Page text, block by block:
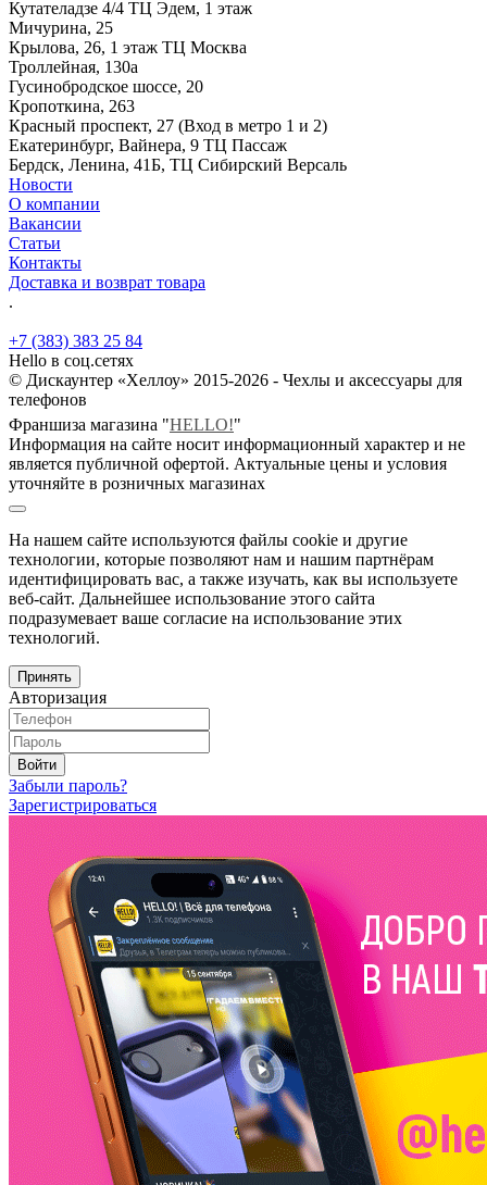
Кутателадзе 4/4 ТЦ Эдем, 1 этаж
Мичурина, 25
Крылова, 26, 1 этаж ТЦ Москва
Троллейная, 130а
Гусинобродское шоссе, 20
Кропоткина, 263
Красный проспект, 27 (Вход в метро 1 и 2)
Екатеринбург, Вайнера, 9 ТЦ Пассаж
Бердск, Ленина, 41Б, ТЦ Сибирский Версаль
Новости
О компании
Вакансии
Статьи
Контакты
Доставка и возврат товара
.
+7 (383) 383 25 84
Hello в соц.сетях
© Дискаунтер «Хеллоу» 2015-2026 - Чехлы и аксессуары для
телефонов
Франшиза магазина "HELLO!"
Информация на сайте носит информационный характер и не
является публичной офертой. Актуальные цены и условия
уточняйте в розничных магазинах
На нашем сайте используются файлы cookie и другие
технологии, которые позволяют нам и нашим партнёрам
идентифицировать вас, а также изучать, как вы используете
веб-сайт. Дальнейшее использование этого сайта
подразумевает ваше согласие на использование этих
технологий.
Принять
Авторизация
Войти
Забыли пароль?
Зарегистрироваться